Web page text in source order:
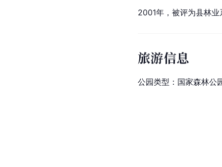
2001年，被评为县林
旅游信息
公园类型：国家森林公